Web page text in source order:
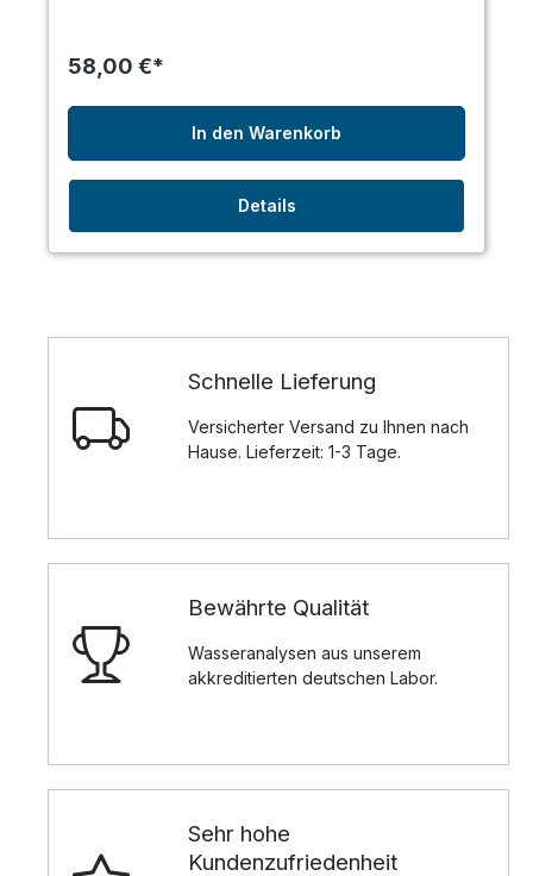
58,00 €*
In den Warenkorb
Details
Schnelle Lieferung
Versicherter Versand zu Ihnen nach
Hause. Lieferzeit: 1-3 Tage.
Bewährte Qualität
Wasseranalysen aus unserem
akkreditierten deutschen Labor.
Sehr hohe
Kundenzufriedenheit